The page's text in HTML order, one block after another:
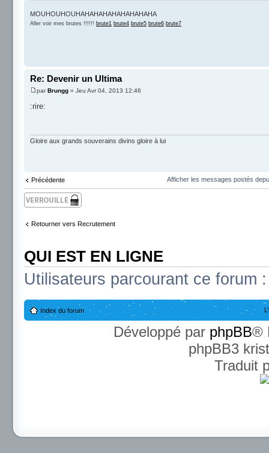
MOUHOUHOUHAHAHAHAHAHAHAHAHA
Aller voir mes brutes !!!!!! brute1 brute4 brute5 brute6 brute7
Re: Devenir un Ultima
parBrungg » Jeu Avr 04, 2013 12:46
:rire:
Gloire aux grands souverains divins gloire à lui
Précédente Afficher les messages postés
Sujet verrouillé
Retourner vers Recrutement
QUI EST EN LIGNE
Utilisateurs parcourant ce forum
Index du forum
Développé par phpBB®
phpBB3
Traduit